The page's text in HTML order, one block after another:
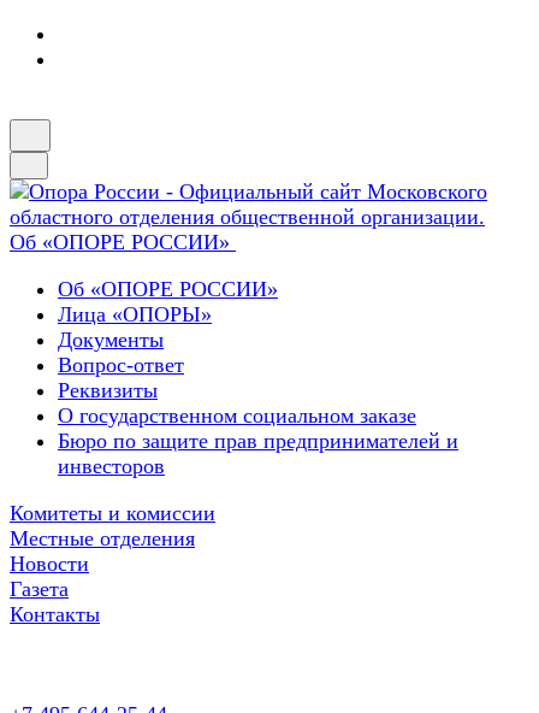
Об «ОПОРЕ РОССИИ»
Об «ОПОРЕ РОССИИ»
Лица «ОПОРЫ»
Документы
Вопрос-ответ
Реквизиты
О государственном социальном заказе
Бюро по защите прав предпринимателей и
инвесторов
Комитеты и комиссии
Местные отделения
Новости
Газета
Контакты